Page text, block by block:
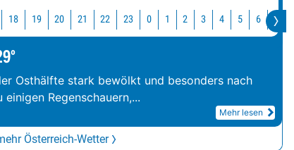
18 19 20 21 22 23 0 1 2 3 4 5 6 7
Osthälfte stark bewölkt und besonders nach
Regenschauern,...
Mehr lesen
Österreich-Wetter